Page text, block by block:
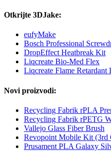
Otkrijte 3DJake:
eufyMake
Bosch Professional
DropEffect Heatbreak Kit
Liqcreate Bio-Med Flex
Liqcreate Flame Retardant
Novi proizvodi:
Recycling Fabrik rPLA
Recycling Fabrik rPETG
Vallejo Glass Fiber Brush
Revopoint Mobile Kit (3rd
Prusament PLA Galaxy